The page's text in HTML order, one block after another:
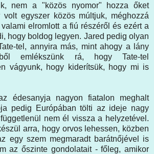
nem a "közös nyomor" hozza őket
volt egyszer közös múltjuk, méghozzá
elromlott a fiú részéről és ezért a
hogy boldog legyen. Jared pedig olyan
tel, annyira más, mint ahogy a lány
emlékszünk rá, hogy Tate-tel
vágyunk, hogy kiderítsük, hogy mi is
édesanyja nagyon fiatalon meghalt
pedig Európában tölti az ideje nagy
nem él vissza a helyzetével.
arra, hogy orvos lehessen, közben
egy szem megmaradt barátnőjével is
az őszinte gondolatait - főleg, amikor